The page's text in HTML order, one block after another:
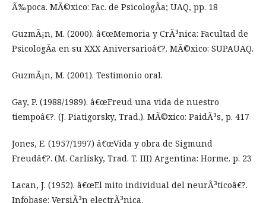
Ã‰poca. MÃ©xico: Fac. de PsicologÃ­a; UAQ, pp. 18
GuzmÃ¡n, M. (2000). â€œMemoria y CrÃ³nica: Facultad de
PsicologÃ­a en su XXX Aniversarioâ€?. MÃ©xico: SUPAUAQ.
GuzmÃ¡n, M. (2001). Testimonio oral.
Gay, P. (1988/1989). â€œFreud una vida de nuestro
tiempoâ€?. (J. Piatigorsky, Trad.). MÃ©xico: PaidÃ³s, p. 417
Jones, E. (1957/1997) â€œVida y obra de Sigmund
Freudâ€?. (M. Carlisky, Trad. T. III) Argentina: Horme. p. 23
Lacan, J. (1952). â€œEl mito individual del neurÃ³ticoâ€?.
Infobase: VersiÃ³n electrÃ³nica.